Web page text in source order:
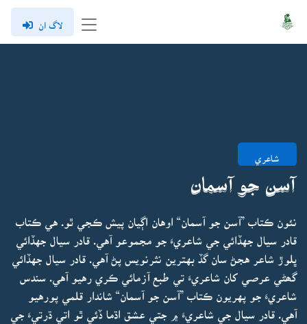
لاگ ان
شاعري
آسن جو آسمان
نئون ڪتاب ”آسن جو آسمان“ اوهان اڳيان پيش ڪجي ٿو. هي ڪتاب
قادر سيال جهڏائي جي شاعريءَ جو مجموعو آهي. قادر سيال جهڏائي
ڀلوڙ شاعر هجڻ سان گڏ بهترين نثرنويس پڻ آهي. قادر سيال جهڏائي
گھڻي عرصي کان شاعريءَ تي طبع آزمائي ڪري رهيو آهي. سندس
شاعريءَ جو پهريون ڪتاب ”آسن جو آسمان“ شاندار قلمي پورهيو
آهي. قادر سيال جي شاعريءَ ۾ جتي عشق اڌما ڏئي ٿو اتي ڌرتيءَ جي